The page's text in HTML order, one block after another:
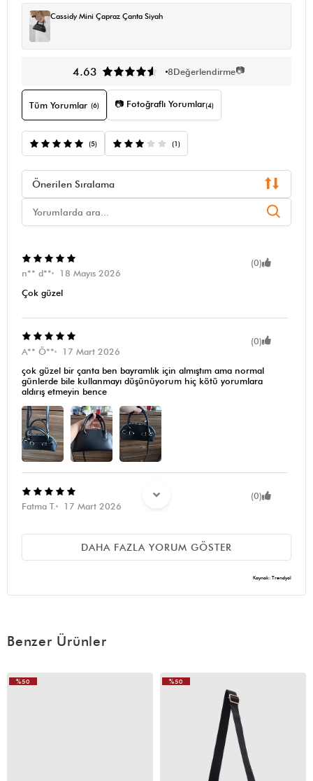
Cassidy Mini Çapraz Çanta Siyah
4.63 8Değerlendirme📷
Tüm Yorumlar (6) 📷 Fotoğraflı Yorumlar(4)
(5) (1)
Önerilen Sıralama
(0)
n** d**
18 Mayıs 2026
Çok güzel
(0)
A** Ö**
17 Mart 2026
çok güzel bir çanta ben bayramlık için almıştım ama normal
günlerde bile kullanmayı düşünüyorum hiç kötü yorumlara
aldırış etmeyin bence
(0)
Fatma T.
17 Mart 2026
sevenler bayılır . askıı kısmıda normal çantalar kadar gayet yeterli
ÇOOK GÜSEELLLL KESİNLİKLE ALIN. Ne çok küçük ne de büyük
(0)
DAHA FAZLA YORUM GÖSTER
Kaynak: Trendyol
Benzer Ürünler
%50
%50